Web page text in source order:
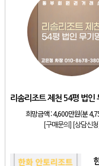
희망금액 :4,600만원(분
[구매문의] [상담신청]